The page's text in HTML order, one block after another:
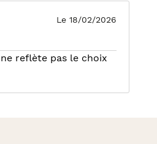
Le 18/02/2026
reflète pas le choix